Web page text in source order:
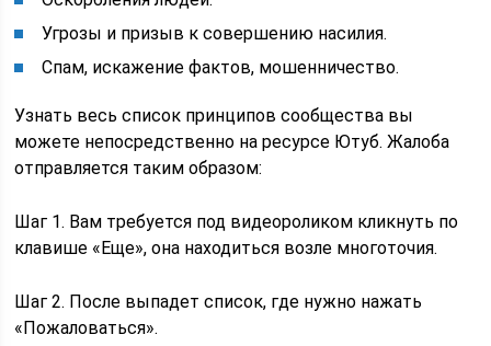
Угрозы и призыв к совершению насилия.
Спам, искажение фактов, мошенничество.
Узнать весь список принципов сообщества вы
можете непосредственно на ресурсе Ютуб. Жалоба
отправляется таким образом:
Шаг 1. Вам требуется под видеороликом кликнуть по
клавише «Еще», она находиться возле многоточия.
Шаг 2. После выпадет список, где нужно нажать
«Пожаловаться».